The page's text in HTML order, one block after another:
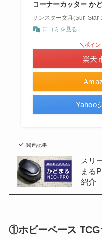
コーナーカッター か
サンスター文具(Sun-Star
口コミを見る
＼ポイン
楽天
Yahoo
関連記事
スリ
まる
紹介
①ホビーベース TCG